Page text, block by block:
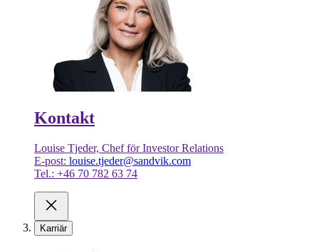
Kontakt
Louise Tjeder, Chef för Investor Relations
E-post: louise.tjeder@sandvik.com
Tel.: +46 70 782 63 74
Karriär